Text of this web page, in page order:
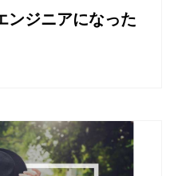
ンジニアになった